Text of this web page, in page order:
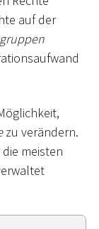
auf der
zu verändern.
meisten